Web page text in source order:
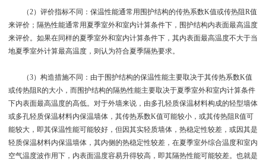
（2）评价指标不同：保温性能通常用围护结构的传热系数K值或传热阻R值
来评价；隔热性能通常用夏季室外和室内计算条件下，围护结构内表面最高温度
来评价。如果在同样的夏季室外和室内计算条件下，其内表面最高温度不大于当
地夏季室外计算最高温度，则认为符合夏季隔热要求。
（3）构造措施不同：由于围护结构的保温性能主要取决于其传热系数K值
或传热阻R的大小，而围护结构的隔热性能主要取决于夏季室外和室内计算条件
下内表面最高温度的高低。对于外墙来说，由多孔轻质保温材料构成的轻型墙体
或多孔轻质保温材料内保温墙体，其传热系数K值可能较小，或其传热阻R值可
能较大，即其保温性能可能较好，但因其实轻质墙体，热稳定性较差，或因其是
轻质保温材料内保温墙体，其内侧的热稳定性较差，在夏季室外综合温度和室内
空气温度波作用下，内表面温度容易升得较高，即其隔热性能可能较差。也就是